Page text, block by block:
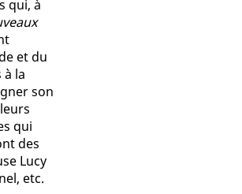
qui, à
et du
la
son
qui
des
Lucy
etc.